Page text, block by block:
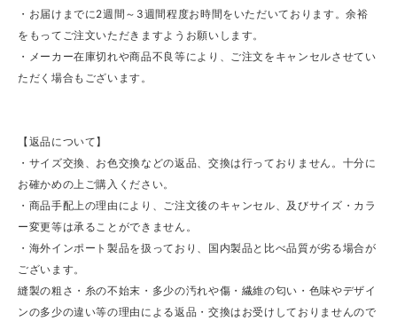
・お届けまでに2週間～3週間程度お時間をいただいております。余裕
をもってご注文いただきますようお願いします。
・メーカー在庫切れや商品不良等により、ご注文をキャンセルさせてい
ただく場合もございます。
【返品について】
・サイズ交換、お色交換などの返品、交換は行っておりません。十分に
お確かめの上ご購入ください。
・商品手配上の理由により、ご注文後のキャンセル、及びサイズ・カラ
ー変更等は承ることができません。
・海外インポート製品を扱っており、国内製品と比べ品質が劣る場合が
ございます。
縫製の粗さ・糸の不始末・多少の汚れや傷・繊維の匂い・色味やデザイ
ンの多少の違い等の理由による返品・交換はお受けしておりませんので